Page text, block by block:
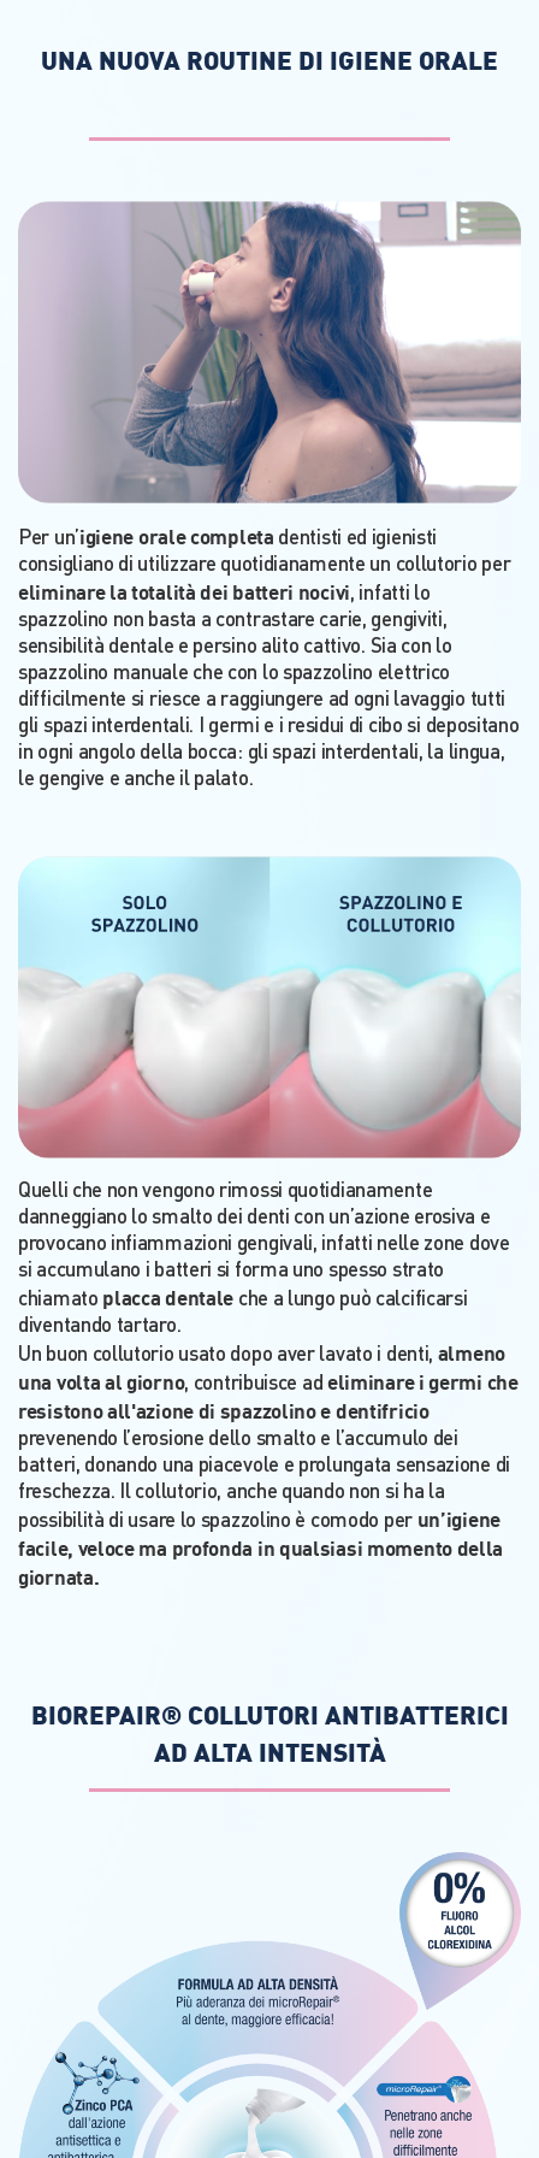
UNA NUOVA ROUTINE DI IGIENE ORALE
Per un’igiene orale completa dentisti ed igienisti
consigliano di utilizzare quotidianamente un collutorio per
eliminare la totalità dei batteri nocivi, infatti lo
spazzolino non basta a contrastare carie, gengiviti,
sensibilità dentale e persino alito cattivo. Sia con lo
spazzolino manuale che con lo spazzolino elettrico
difficilmente si riesce a raggiungere ad ogni lavaggio tutti
gli spazi interdentali. I germi e i residui di cibo si depositano
in ogni angolo della bocca: gli spazi interdentali, la lingua,
le gengive e anche il palato.
Quelli che non vengono rimossi quotidianamente
danneggiano lo smalto dei denti con un’azione erosiva e
provocano infiammazioni gengivali, infatti nelle zone dove
si accumulano i batteri si forma uno spesso strato
chiamato placca dentale che a lungo può calcificarsi
diventando tartaro.
Un buon collutorio usato dopo aver lavato i denti, almeno
una volta al giorno, contribuisce adeliminare i germi che
resistono all'azione di spazzolino e dentifricio
prevenendo l’erosione dello smalto e l’accumulo dei
batteri, donando una piacevole e prolungata sensazione di
freschezza. Il collutorio, anche quando non si ha la
possibilità di usare lo spazzolino è comodo per un’igiene
facile, veloce ma profonda in qualsiasi momento della
giornata.
BIOREPAIR® COLLUTORI ANTIBATTERICI
AD ALTA INTENSITÀ